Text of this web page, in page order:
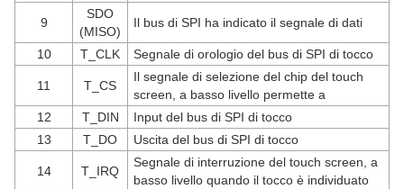
9
SDO
(MISO)
Il bus di SPI ha indicato il segnale di dati
10 T_CLK Segnale di orologio del bus di SPI di tocco
11 T_CS
Il segnale di selezione del chip del touch
screen, a basso livello permette a
12
T_DIN
Input del bus di SPI di tocco
13
T_DO Uscita del bus di SPI di tocco
14 T_IRQ
Segnale di interruzione del touch screen, a
basso livello quando il tocco è individuato